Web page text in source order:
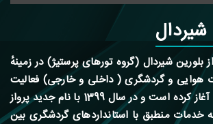
شیردال
بلورین شیردال (گروه تورهای پرستیژ) در زمینهٔ
هوایی و گردشگری ( داخلی و خارجی) فعالیت
خود را از سال 1384 آغاز کرده است و در سال 1399 با نام جدید پرواز
خدمات منطبق با استانداردهای گردشگری بین